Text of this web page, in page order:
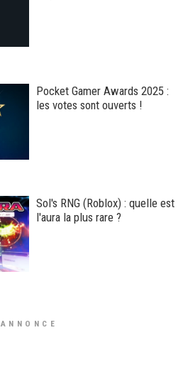
Pocket Gamer Awards 2025 :
les votes sont ouverts !
Sol's RNG (Roblox) : quelle est
l'aura la plus rare ?
ANNONCE